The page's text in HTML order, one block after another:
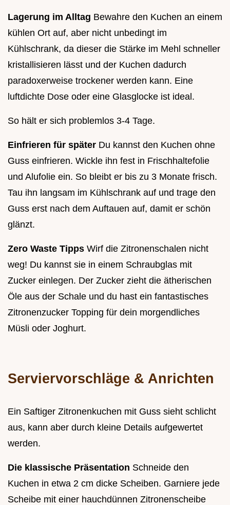
Lagerung im Alltag Bewahre den Kuchen an einem
kühlen Ort auf, aber nicht unbedingt im
Kühlschrank, da dieser die Stärke im Mehl schneller
kristallisieren lässt und der Kuchen dadurch
paradoxerweise trockener werden kann. Eine
luftdichte Dose oder eine Glasglocke ist ideal.
So hält er sich problemlos 3-4 Tage.
Einfrieren für später Du kannst den Kuchen ohne
Guss einfrieren. Wickle ihn fest in Frischhaltefolie
und Alufolie ein. So bleibt er bis zu 3 Monate frisch.
Tau ihn langsam im Kühlschrank auf und trage den
Guss erst nach dem Auftauen auf, damit er schön
glänzt.
Zero Waste Tipps Wirf die Zitronenschalen nicht
weg! Du kannst sie in einem Schraubglas mit
Zucker einlegen. Der Zucker zieht die ätherischen
Öle aus der Schale und du hast ein fantastisches
Zitronenzucker Topping für dein morgendliches
Müsli oder Joghurt.
Serviervorschläge & Anrichten
Ein Saftiger Zitronenkuchen mit Guss sieht schlicht
aus, kann aber durch kleine Details aufgewertet
werden.
Die klassische Präsentation Schneide den
Kuchen in etwa 2 cm dicke Scheiben. Garniere jede
Scheibe mit einer hauchdünnen Zitronenscheibe